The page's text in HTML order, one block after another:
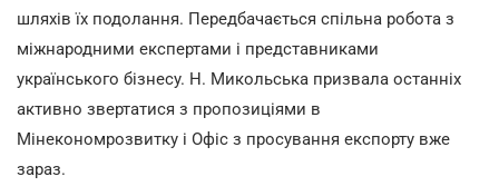
шляхів їх подолання. Передбачається спільна робота з
міжнародними експертами і представниками
українського бізнесу. Н. Микольська призвала останніх
активно звертатися з пропозиціями в
Мінекономрозвитку і Офіс з просування експорту вже
зараз.